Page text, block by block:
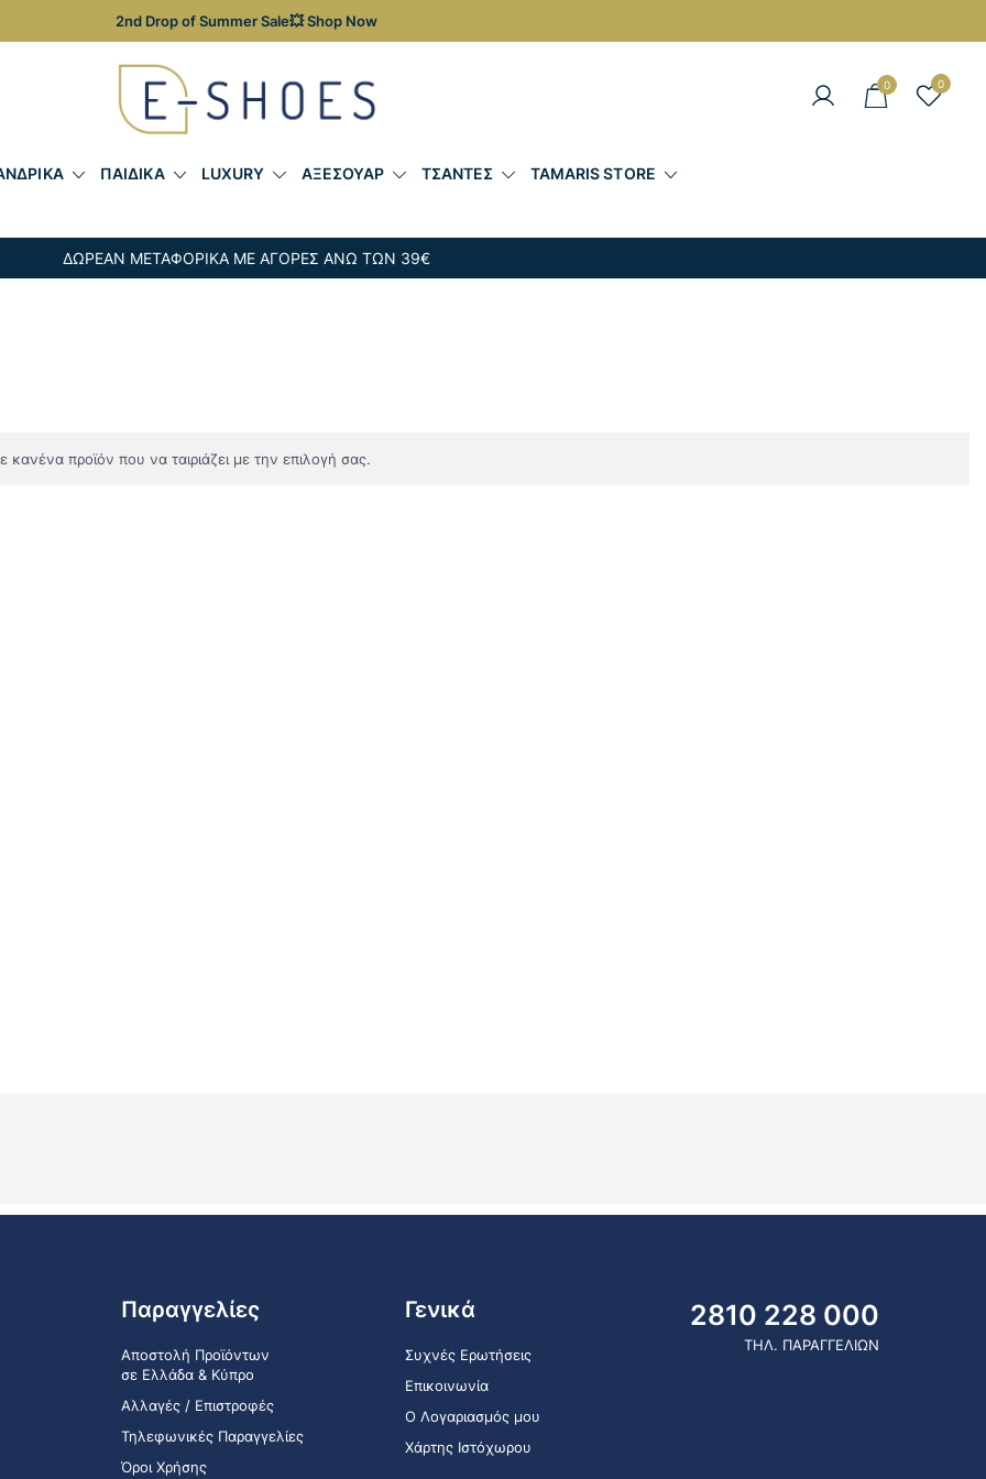
2nd Drop of Summer Sale💥 Shop Now
E-shoes
0 0
ΠΑΙΔΙΚΑ LUXURY ΑΞΕΣΟΥΑΡ ΤΣΑΝΤΕΣ TAMARIS STORE
ΔΩΡΕΑΝ ΜΕΤΑΦΟΡΙΚΑ ΜΕ ΑΓΟΡΕΣ ΑΝΩ ΤΩΝ 39€
κανένα προϊόν που να ταιριάζει με την επιλογή σας.
Παραγγελίες
Αποστολή Προϊόντων
σε Ελλάδα & Κύπρο
Αλλαγές / Επιστροφές
Τηλεφωνικές Παραγγελίες
Όροι Χρήσης
Γενικά
Συχνές Ερωτήσεις
Επικοινωνία
Ο Λογαριασμός μου
Χάρτης Ιστόχωρου
2810 228 000
ΤΗΛ. ΠΑΡΑΓΓΕΛΙΩΝ